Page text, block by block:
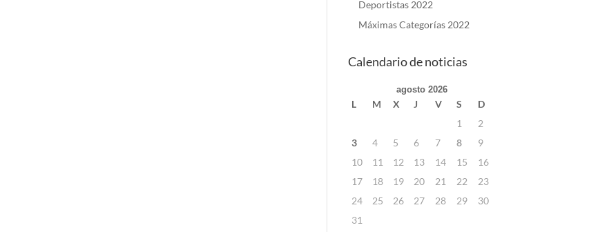
Deportistas 2022
Máximas Categorías 2022
Calendario de noticias
agosto 2026
L M X J V S
D
1
2
3
4 5 6 7 8
9
10
11 12 13 14 15
16
17
18 19 20 21 22
23
24
25 26 27 28 29
30
31